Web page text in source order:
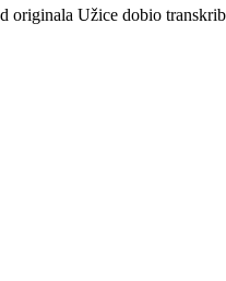
Užice dobio